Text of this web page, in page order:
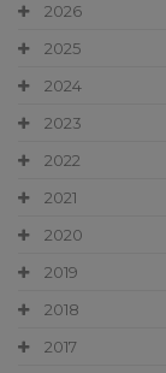
2026
2025
2024
2023
2022
2021
2020
2019
2018
2017